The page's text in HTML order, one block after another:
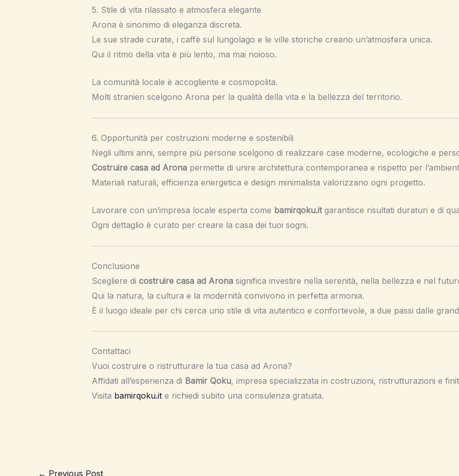
5. Stile di vita rilassato e atmosfera elegante
Arona è sinonimo di eleganza discreta.
Le sue strade curate, i caffè sul lungolago e le ville storiche creano un’atmosfera unica.
Qui il ritmo della vita è più lento, ma mai noioso.
La comunità locale è accogliente e cosmopolita.
Molti stranieri scelgono Arona per la qualità della vita e la bellezza del territorio.
6. Opportunità per costruzioni moderne e sostenibili
Negli ultimi anni, sempre più persone scelgono di realizzare case moderne, ecologiche e
Costruire casa ad Aronapermette di unire architettura contemporanea e rispetto per
Materiali naturali, efficienza energetica e design minimalista valorizzano ogni progetto.
Lavorare con un’impresa locale esperta come bamirqoku.itgarantisce risultati duraturi e di
Ogni dettaglio è curato per creare la casa dei tuoi sogni.
Conclusione
Scegliere di costruire casa ad Aronasignifica investire nella serenità, nella bellezza e nel
Qui la natura, la cultura e la modernità convivono in perfetta armonia.
È il luogo ideale per chi cerca uno stile di vita autentico e confortevole, a due passi dalle
Contattaci
Vuoi costruire o ristrutturare la tua casa ad Arona?
Affidati all’esperienza di Bamir Qoku, impresa specializzata in costruzioni, ristrutturazioni e
Visita bamirqoku.ite richiedi subito una consulenza gratuita.
← Previous Post